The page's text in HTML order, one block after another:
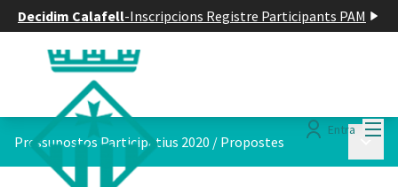
Decidim Calafell-Inscripcions Registre Participants PAM
Entra
Pressupostos Participatius 2020 / Propostes